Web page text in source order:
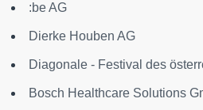
:be AG
Dierke Houben AG
Diagonale - Festival des
Bosch Healthcare Solutions